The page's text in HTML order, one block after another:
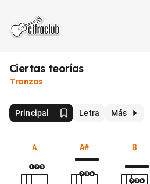
Ciertas teorías
Tranzas
Principal Letra Más
A A# B